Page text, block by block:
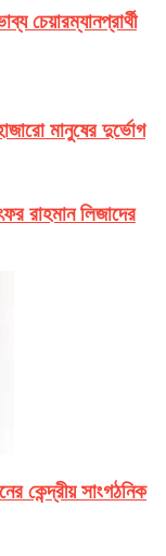
চেয়ারম্যানপ্রার্থী
মানুষের দুর্ভোগ
রাহমান লিজাদের
কেন্দ্রীয় সাংগঠনিক